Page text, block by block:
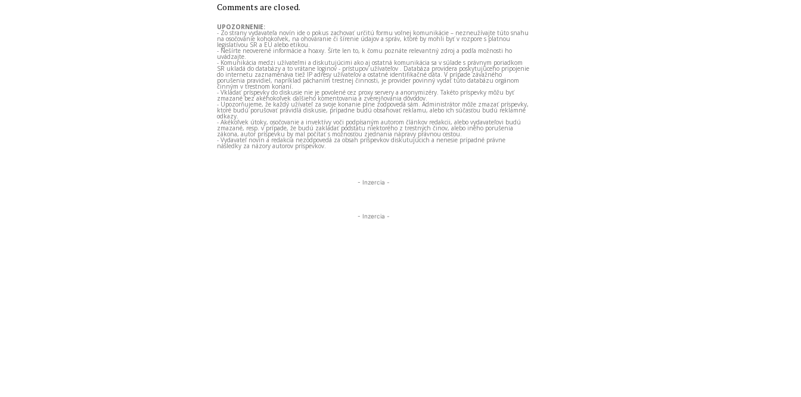
Comments are closed.
UPOZORNENIE:
- Zo strany vydavateľa novín ide o pokus zachovať určitú formu voľnej komunikácie – nezneužívajte túto snahu
na osočovanie kohokoľvek, na ohováranie či šírenie údajov a správ, ktoré by mohli byť v rozpore s platnou
legislatívou SR a EÚ alebo etikou.
- Nešírte neoverené informácie a hoaxy. Šírte len to, k čomu poznáte relevantný zdroj a podľa možnosti ho
uvádzajte.
- Komunikácia medzi užívateľmi a diskutujúcimi ako aj ostatná komunikácia sa v súlade s právnym poriadkom
SR ukladá do databázy a to vrátane loginov - prístupov užívateľov . Databáza providera poskytujúceho pripojenie
do internetu zaznamenáva tiež IP adresy užívateľov a ostatné identifikačné dáta. V prípade závažného
porušenia pravidiel, napríklad páchaním trestnej činnosti, je provider povinný vydať túto databázu orgánom
činným v trestnom konaní.
- Vkladať príspevky do diskusie nie je povolené cez proxy servery a anonymizéry. Takéto príspevky môžu byť
zmazané bez akéhokoľvek ďalšieho komentovania a zverejňovania dôvodov.
- Upozorňujeme, že každý užívateľ za svoje konanie plne zodpovedá sám. Administrátor môže zmazať príspevky,
ktoré budú porušovať pravidlá diskusie, prípadne budú obsahovať reklamu, alebo ich súčasťou budú reklamné
odkazy.
- Akékoľvek útoky, osočovanie a invektívy voči podpísaným autorom článkov redakcii, alebo vydavateľovi budú
zmazané, resp. v prípade, že budú zakladať podstatu niektorého z trestných činov, alebo iného porušenia
zákona, autor príspevku by mal počítať s možnosťou zjednania nápravy právnou cestou.
- Vydavateľ novín a redakcia nezodpovedá za obsah príspevkov diskutujúcich a nenesie prípadné právne
následky za názory autorov príspevkov.
- Inzercia -
- Inzercia -